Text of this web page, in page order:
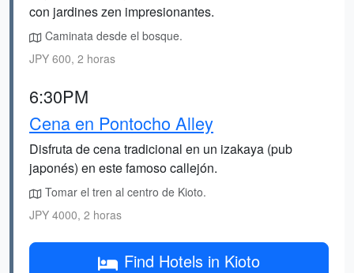
con jardines zen impresionantes.
Caminata desde el bosque.
JPY 600, 2 horas
6:30PM
Cena en Pontocho Alley
Disfruta de cena tradicional en un izakaya (pub
japonés) en este famoso callejón.
Tomar el tren al centro de Kioto.
JPY 4000, 2 horas
Find Hotels in Kioto